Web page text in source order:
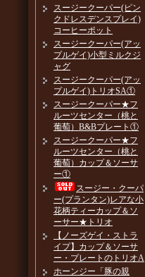
スージークーパー(ピン
クドレスデンスプレイ)
コーヒーポット
スージークーパー(アッ
プルゲイ)小型ミルクジ
ャグ
スージークーパー(アッ
プルゲイ)トリオSA①
スージークーパー★フ
ルーツセンター（桃と
葡萄）B&Bプレート①
スージークーパー★フ
ルーツセンター（桃と
葡萄）カップ＆ソーサ
ー①
スージー・クーパ
ー(プランタン)レアな小
花柄ティーカップ＆ソ
ーサー★トリオ
【ノーズゲイ・ストラ
イプ】カップ＆ソーサ
ー・プレートのトリオA
ホーンジー「豚の親